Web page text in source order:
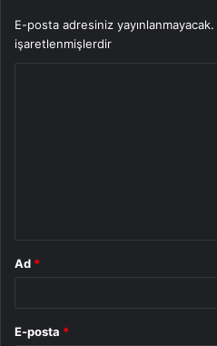
E-posta adresiniz yayınlanmayacak.
işaretlenmişlerdir
Ad *
E-posta *